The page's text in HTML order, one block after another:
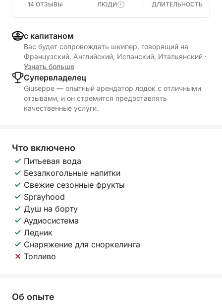
14 ОТЗЫВЫ ЛЮДИ ДЛИТЕЛЬНОСТЬ
с капитаном
Вас будет сопровождать шкипер, говорящий на
Французский, Английский, Испанский, Итальянский ·
Узнать больше
Cупервладелец
Giuseppe — опытный арендатор лодок с отличными
отзывами, и он стремится предоставлять
качественные услуги.
Что включено
Питьевая вода
Безалкогольные напитки
Свежие сезонные фрукты
Sprayhood
Душ на борту
Аудиосистема
Ледник
Снаряжение для сноркелинга
Топливо
Об опыте